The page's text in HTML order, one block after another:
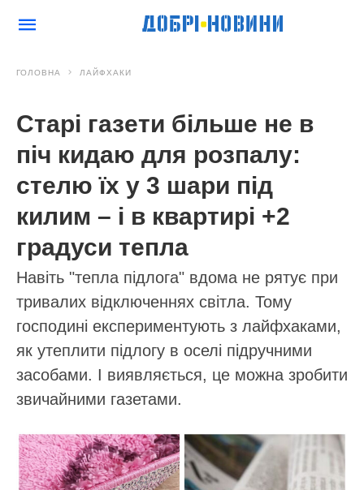
ГОЛОВНА ЛАЙФХАКИ
Старі газети більше не в
піч кидаю для розпалу:
стелю їх у 3 шари під
килим – і в квартирі +2
градуси тепла
Навіть "тепла підлога" вдома не рятує при
тривалих відключеннях світла. Тому
господині експериментують з лайфхаками,
як утеплити підлогу в оселі підручними
засобами. І виявляється, це можна зробити
звичайними газетами.